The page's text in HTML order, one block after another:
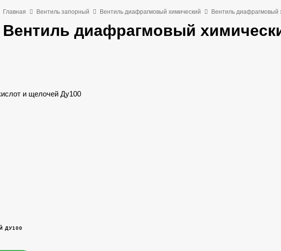
Главная Вентиль запорный Вентиль диафрагмовый химический Вентиль диафрагмовый
Вентиль диафрагмовый
и щелочей Ду100
ДУ100